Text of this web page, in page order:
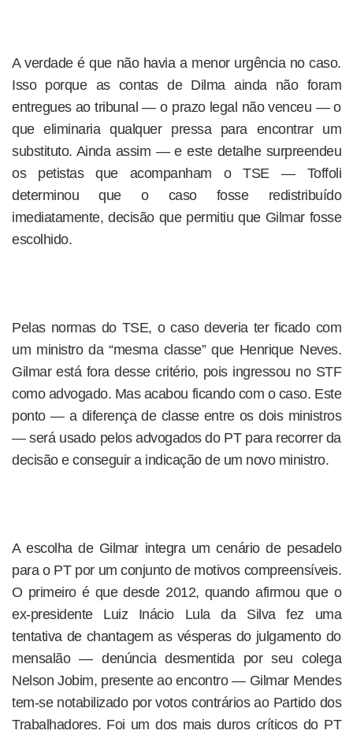
A verdade é que não havia a menor urgência no caso.
Isso porque as contas de Dilma ainda não foram
entregues ao tribunal — o prazo legal não venceu — o
que eliminaria qualquer pressa para encontrar um
substituto. Ainda assim — e este detalhe surpreendeu
os petistas que acompanham o TSE — Toffoli
determinou que o caso fosse redistribuído
imediatamente, decisão que permitiu que Gilmar fosse
escolhido.
Pelas normas do TSE, o caso deveria ter ficado com
um ministro da “mesma classe” que Henrique Neves.
Gilmar está fora desse critério, pois ingressou no STF
como advogado. Mas acabou ficando com o caso. Este
ponto — a diferença de classe entre os dois ministros
— será usado pelos advogados do PT para recorrer da
decisão e conseguir a indicação de um novo ministro.
A escolha de Gilmar integra um cenário de pesadelo
para o PT por um conjunto de motivos compreensíveis.
O primeiro é que desde 2012, quando afirmou que o
ex-presidente Luiz Inácio Lula da Silva fez uma
tentativa de chantagem as vésperas do julgamento do
mensalão — denúncia desmentida por seu colega
Nelson Jobim, presente ao encontro — Gilmar Mendes
tem-se notabilizado por votos contrários ao Partido dos
Trabalhadores. Foi um dos mais duros críticos do PT